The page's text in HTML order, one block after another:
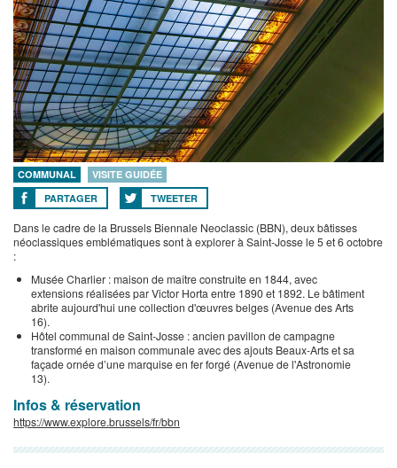
COMMUNAL
VISITE GUIDÉE
PARTAGER
TWEETER
Dans le cadre de la Brussels Biennale Neoclassic (BBN), deux bâtisses
néoclassiques emblématiques sont à explorer à Saint-Josse le 5 et 6 octobre
:
Musée Charlier : maison de maître construite en 1844, avec
extensions réalisées par Victor Horta entre 1890 et 1892. Le bâtiment
abrite aujourd'hui une collection d'œuvres belges (Avenue des Arts
16).
Hôtel communal de Saint-Josse : ancien pavillon de campagne
transformé en maison communale avec des ajouts Beaux-Arts et sa
façade ornée d’une marquise en fer forgé (Avenue de l'Astronomie
13).
Infos & réservation
https://www.explore.brussels/fr/bbn